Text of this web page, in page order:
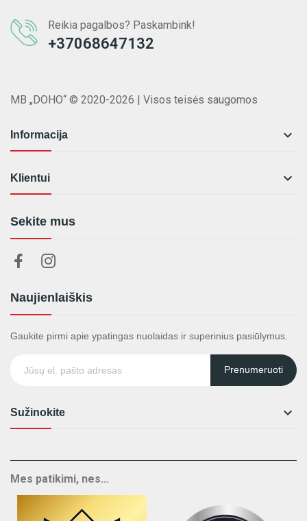
Reikia pagalbos? Paskambink!
+37068647132
MB „DOHO“ © 2020-2026 | Visos teisės saugomos
Informacija 
Klientui 
Sekite mus
Naujienlaiškis
Gaukite pirmi apie ypatingas nuolaidas ir superinius pasiūlymus.
Prenumeruoti
Sužinokite 
Mes patikimi, nes...